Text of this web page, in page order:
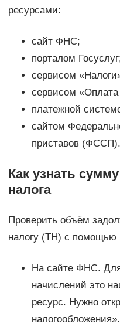
ресурсами:
сайт ФНС;
порталом
сервисом
сервисом «Оплата
платежной
сайтом
приставов (ФССП).
Как узнать
налога
Проверить объём
налогу (ТН) с
На сайте ФНС.
начислений это
ресурс. Нужно